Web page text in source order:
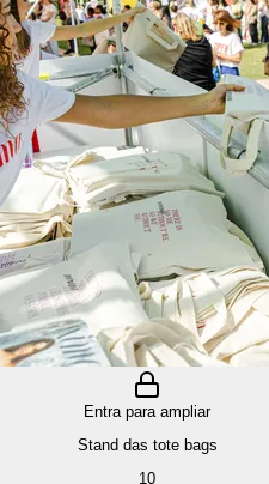
Entra para ampliar
Stand das tote bags
10